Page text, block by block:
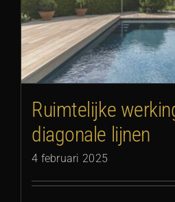
Ruimtelijke
diagonale lijnen
4 februari 2025